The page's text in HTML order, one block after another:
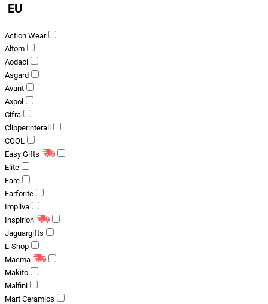
EU
Action Wear
Altom
Aodaci
Asgard
Avant
Axpol
Cifra
Clipperinterall
COOL
Easy Gifts
Elite
Fare
Farforite
Impliva
Inspirion
Jaguargifts
L-Shop
Macma
Makito
Malfini
Mart Ceramics